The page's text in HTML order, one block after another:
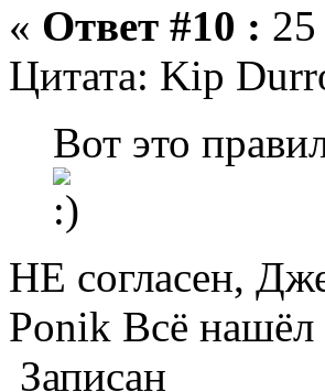
« Ответ #10 :
Цитата: Kip
Вот это
НЕ согласен,
Ponik Всё нашёл
Записан